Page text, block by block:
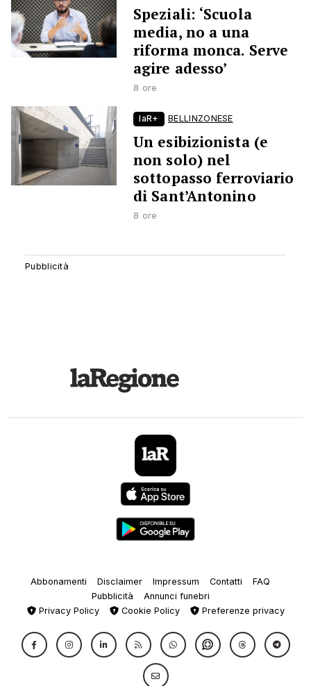
Speziali: ‘Scuola
media, no a una
riforma monca. Serve
agire adesso’
8 ore
laR+ BELLINZONESE
Un esibizionista (e
non solo) nel
sottopasso ferroviario
di Sant’Antonino
8 ore
Abbonamenti Disclaimer Impressum Contatti
FAQ
Pubblicità
Annunci funebri
Privacy Policy
Cookie Policy Preferenze privacy